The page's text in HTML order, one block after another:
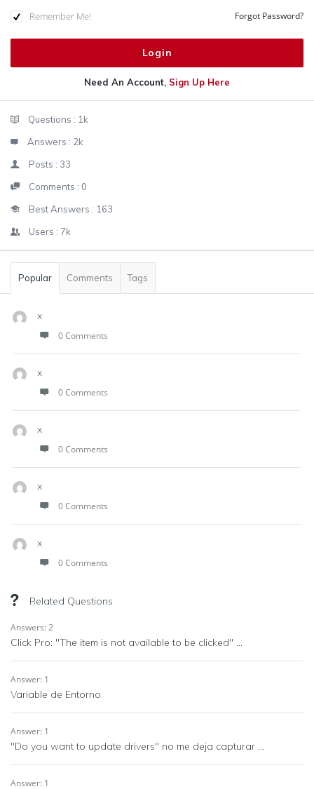
Remember Me! Forgot Password?
Need An Account, Sign Up Here
StatsQuestions : 1k
Answers : 2k
Posts : 33
Comments : 0
Best Answers : 163
Users : 7k
Popular Comments Tags
x
0 Comments
x
0 Comments
x
0 Comments
x
0 Comments
x
0 Comments
Related Questions
Answers: 2
Click Pro: "The item is not available to be clicked" ...
Answer: 1
Variable de Entorno
Answer: 1
"Do you want to update drivers" no me deja capturar ...
Answer: 1